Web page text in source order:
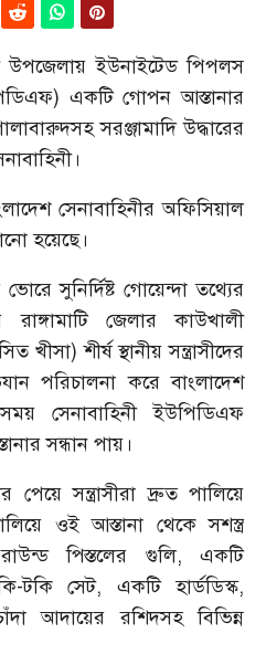
উপজেলায় ইউনাইটেড পিপলস
একটি গোপন আস্তানার
সরঞ্জামাদি উদ্ধারের
সেনাবাহিনীর অফিসিয়াল
হয়েছে।
সুনির্দিষ্ট গোয়েন্দা তথ্যের
রাঙ্গামাটি জেলার কাউখালী
শীর্ষ স্থানীয় সন্ত্রাসীদের
পরিচালনা করে বাংলাদেশ
সেনাবাহিনী ইউপিডিএফ
সন্ধান পায়।
পেয়ে সন্ত্রাসীরা দ্রুত পালিয়ে
ওই আস্তানা থেকে সশস্ত্র
পিস্তলের গুলি, একটি
টকি সেট, একটি হার্ডডিস্ক,
আদায়ের রশিদসহ বিভিন্ন